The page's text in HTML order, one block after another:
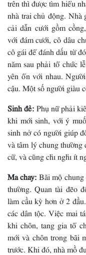
nhà trai chủ động. Nhà
cải dẫn cưới gồm
với đám cưới, cô dâu
cô gái để đánh dấu từ
năm sau phải tổ chức
yên ổn với nhau.
cậu. Một số người giàu
Sinh đẻ:Phụ nữ phải
khi mới sinh, với ý
sinh nở có người giúp
và tâm lý chung
cữ, và cũng chỉ nghỉ ít
Ma chay:Bãi mộ
thường. Quan tài đẽo
làm cầu kỳ hơn ở 2
các dân tộc. Việc mai
khi chôn, tang gia tổ
mới và chôn trong bãi
trước. Khi đó, nhà mồ